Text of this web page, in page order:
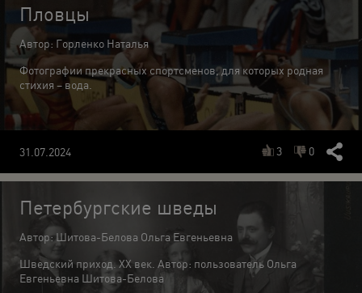
Пловцы
Автор: Горленко Наталья
Фотографии прекрасных спортсменов, для которых родная
стихия – вода.
31.07.2024 3 0
Петербургские шведы
Автор: Шитова-Белова Ольга Евгеньевна
Шведский приход. ХХ век. Автор: пользователь Ольга
Евгеньевна Шитова-Белова